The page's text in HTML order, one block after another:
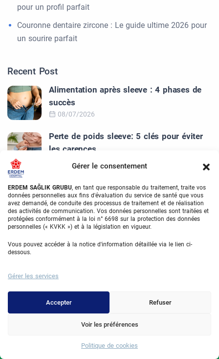
Gérer le consentement
ERDEM SAĞLIK GRUBU, en tant que responsable du traitement, traite vos
données personnelles aux fins d'évaluation du service de santé que vous
avez demandé, de conduite des processus de traitement et de réalisation
des activités de communication. Vos données personnelles sont traitées et
protégées conformément à la loi n° 6698 sur la protection des données
personnelles (« KVKK ») et à la législation en vigueur.
Vous pouvez accéder à la notice d'information détaillée via le lien ci-
dessous.
Gérer les services
Accepter Refuser
Voir les préférences
Politique de cookies
pour un profil parfait
Couronne dentaire zircone : Le guide ultime 2026 pour
un sourire parfait
Recent Post
Alimentation après sleeve : 4 phases de
succès
08/07/2026
Perte de poids sleeve: 5 clés pour éviter
les carences
Facette Emax : 5 Secrets d’Esthétique
Dentaire
30/06/2026
Traitement Racines Dentaires : 4 Étapes
Clés
Abdominoplastie et Grossesse : 5 Règles
29/06/2026
Whatsapp